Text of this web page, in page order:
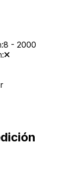
8 - 2000